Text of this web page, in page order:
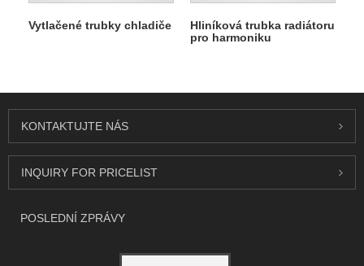
Vytlačené trubky chladiče
Hliníková trubka radiátoru
pro harmoniku
KONTAKTUJTE NÁS
INQUIRY FOR PRICELIST
POSLEDNÍ ZPRÁVY